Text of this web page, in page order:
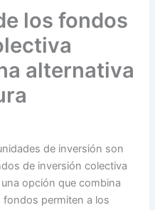
los fondos
alternativa
de inversión son
de inversión colectiva
opción que combina
fondos permiten a los